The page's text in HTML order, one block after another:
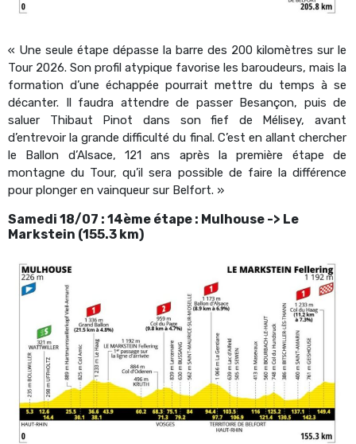
« Une seule étape dépasse la barre des 200 kilomètres sur le
Tour 2026. Son profil atypique favorise les baroudeurs, mais la
formation d’une échappée pourrait mettre du temps à se
décanter. Il faudra attendre de passer Besançon, puis de
saluer Thibaut Pinot dans son fief de Mélisey, avant
d’entrevoir la grande difficulté du final. C’est en allant chercher
le Ballon d’Alsace, 121 ans après la première étape de
montagne du Tour, qu’il sera possible de faire la différence
pour plonger en vainqueur sur Belfort. »
Samedi 18/07 : 14ème étape : Mulhouse -> Le
Markstein (155.3 km)